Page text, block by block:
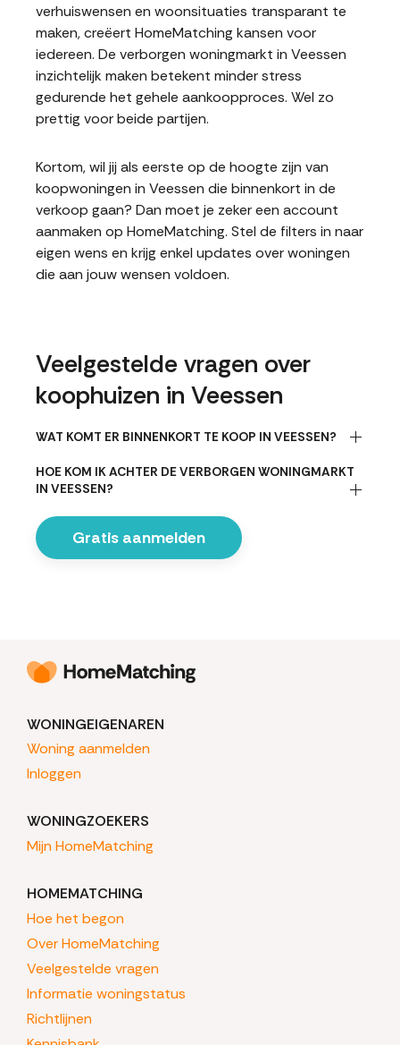
verhuiswensen en woonsituaties transparant te
maken, creëert HomeMatching kansen voor
iedereen. De verborgen woningmarkt in Veessen
inzichtelijk maken betekent minder stress
gedurende het gehele aankoopproces. Wel zo
prettig voor beide partijen.
Kortom, wil jij als eerste op de hoogte zijn van
koopwoningen in Veessen die binnenkort in de
verkoop gaan? Dan moet je zeker een account
aanmaken op HomeMatching. Stel de filters in naar
eigen wens en krijg enkel updates over woningen
die aan jouw wensen voldoen.
Veelgestelde vragen over
koophuizen in Veessen
WAT KOMT ER BINNENKORT TE KOOP IN VEESSEN?
HOE KOM IK ACHTER DE VERBORGEN WONINGMARKT
IN VEESSEN?
Gratis aanmelden
WONINGEIGENAREN
Woning aanmelden
Inloggen
WONINGZOEKERS
Mijn HomeMatching
HOMEMATCHING
Hoe het begon
Over HomeMatching
Veelgestelde vragen
Informatie woningstatus
Richtlijnen